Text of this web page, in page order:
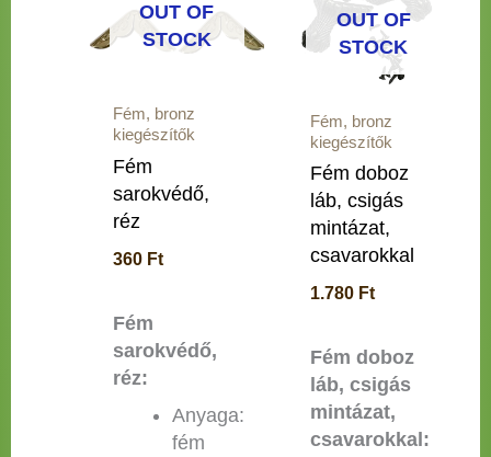
OUT OF
STOCK
Fém, bronz
kiegészítők
Fém
sarokvédő,
réz
360 Ft
Fém
sarokvédő,
réz:
Anyaga:
fém
OUT OF
STOCK
Fém, bronz
kiegészítők
Fém doboz
láb, csigás
mintázat,
csavarokkal
1.780 Ft
Fém doboz
láb, csigás
mintázat,
csavarokkal: